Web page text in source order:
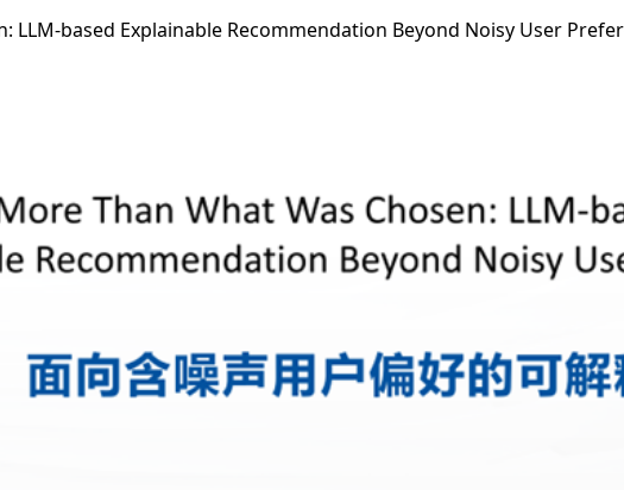
LLM-based Explainable Recommendation Beyond Noisy User